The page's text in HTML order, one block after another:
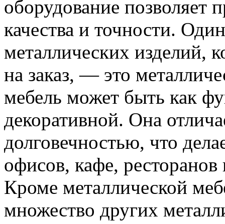
оборудование позволяет
качества и точности.
металлических изделий,
на заказ, — это
мебель может быть как
декоративной. Она
долговечностью, что
офисов, кафе,
Кроме металлической
множество других